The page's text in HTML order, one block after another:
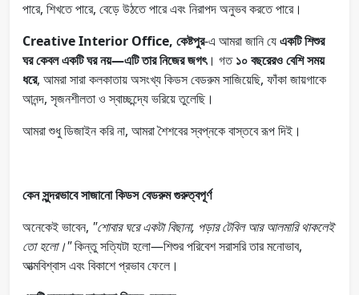
পারে, শিখতে পারে, বেড়ে উঠতে পারে এবং নিরাপদ অনুভব করতে পারে।
Creative Interior Office, কেষ্টপুর-এ আমরা জানি যেএকটি শিশুর
ঘর কেবল একটি ঘর নয়—এটি তার নিজের জগৎ। গত১০ বছরেরও বেশি সময়
ধরে, আমরা সারা কলকাতায় অসংখ্য কিডস বেডরুম সাজিয়েছি, ফাঁকা জায়গাকে
আনন্দ, সৃজনশীলতা ও স্বাচ্ছন্দ্যে ভরিয়ে তুলেছি।
আমরা শুধু ডিজাইন করি না, আমরা শৈশবের স্বপ্নকে বাস্তবে রূপ দিই।
কেন সুন্দরভাবে সাজানো কিডস বেডরুম গুরুত্বপূর্ণ
অনেকেই ভাবেন, "শোবার ঘরে একটা বিছানা, পড়ার টেবিল আর আলমারি থাকলেই
তো হলো।"কিন্তু সত্যিটা হলো—শিশুর পরিবেশ সরাসরি তার মনোভাব,
আত্মবিশ্বাস এবং বিকাশে প্রভাব ফেলে।